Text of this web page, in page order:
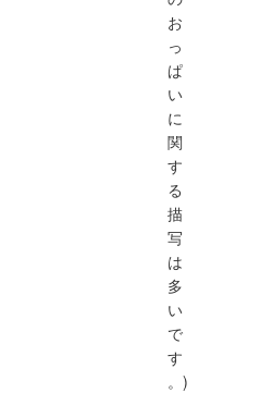
お
っ
ぱ
い
に
関
す
る
描
写
は
多
い
で
す
。)